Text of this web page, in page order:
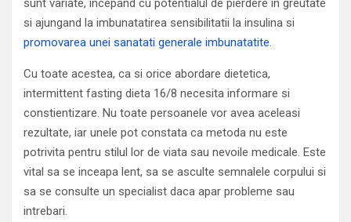
sunt variate, incepand cu potentialul de pierdere in greutate
si ajungand la imbunatatirea sensibilitatii la insulina si
promovarea unei sanatati generale imbunatatite.
Cu toate acestea, ca si orice abordare dietetica,
intermittent fasting dieta 16/8 necesita informare si
constientizare. Nu toate persoanele vor avea aceleasi
rezultate, iar unele pot constata ca metoda nu este
potrivita pentru stilul lor de viata sau nevoile medicale. Este
vital sa se inceapa lent, sa se asculte semnalele corpului si
sa se consulte un specialist daca apar probleme sau
intrebari.